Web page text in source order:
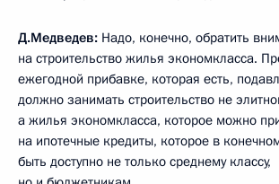
Д.Медведев: Надо, конечно, обратить
на строительство жилья экономкласса.
ежегодной прибавке, которая есть,
должно занимать строительство не
а жилья экономкласса, которое можно
на ипотечные кредиты, которое в
быть доступно не только среднему классу,